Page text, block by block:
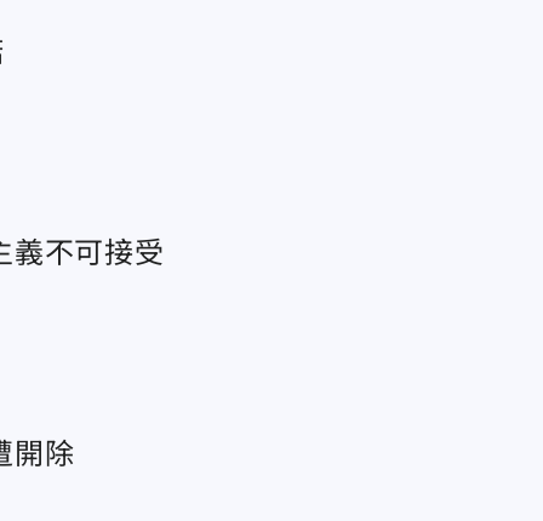
義不可接受
開除